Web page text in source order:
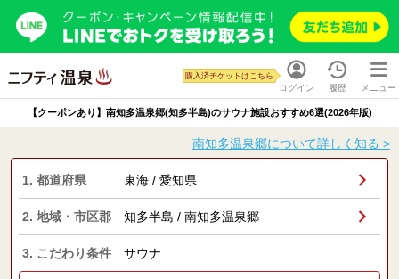
ログイン
購入済チケットはこちら
履歴 メニュー
【クーポンあり】南知多温泉郷(知多半島)のサウナ施設おすすめ6選(2026年版)
南知多温泉郷について詳しく知る >
1. 都道府県 東海 / 愛知県
2. 地域・市区郡 知多半島 / 南知多温泉郷
3. こだわり条件 サウナ